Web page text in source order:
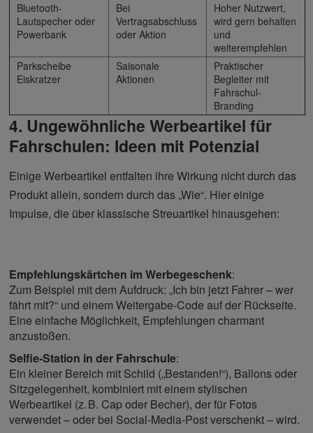
Bluetooth-
Lautspecher oder
Powerbank
Bei
Vertragsabschluss
oder Aktion
Hoher Nutzwert,
wird gern behalten
und
weiterempfehlen
Parkscheibe
Eiskratzer
Saisonale
Aktionen
Praktischer
Begleiter mit
Fahrschul-
Branding
4. Ungewöhnliche Werbeartikel für
Fahrschulen: Ideen mit Potenzial
Einige Werbeartikel entfalten ihre Wirkung nicht durch das
Produkt allein, sondern durch das „Wie“. Hier einige
Impulse, die über klassische Streuartikel hinausgehen:
Empfehlungskärtchen im Werbegeschenk:
Zum Beispiel mit dem Aufdruck: „Ich bin jetzt Fahrer – wer
fährt mit?“ und einem Weitergabe-Code auf der Rückseite.
Eine einfache Möglichkeit, Empfehlungen charmant
anzustoßen.
Selfie-Station in der Fahrschule:
Ein kleiner Bereich mit Schild („Bestanden!“), Ballons oder
Sitzgelegenheit, kombiniert mit einem stylischen
Werbeartikel (z. B. Cap oder Becher), der für Fotos
verwendet – oder bei Social-Media-Post verschenkt – wird.